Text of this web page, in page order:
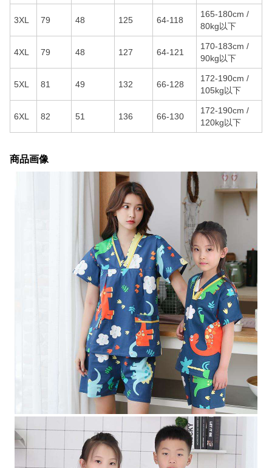
3XL 79 48 125 64-118
165-180cm /
80kg以下
4XL 79 48 127 64-121
170-183cm /
90kg以下
5XL 81 49 132 66-128
172-190cm /
105kg以下
6XL 82 51 136 66-130
172-190cm /
120kg以下
商品画像